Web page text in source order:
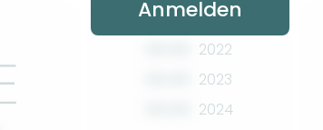
2022
2023
2024
Anmelden